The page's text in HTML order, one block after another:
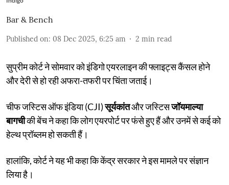
Bar & Bench
Published on: 08 Dec 2025, 6:25 am 2 min read
सुप्रीम कोर्ट ने सोमवार को इंडिगो एयरलाइन की फ्लाइट्स कैंसल होने
और देरी से हो रही अफरा-तफरी पर चिंता जताई।
चीफ जस्टिस ऑफ इंडिया (CJI)सूर्यकांतऔर जस्टिसजॉयमाल्या
बागचीकी बेंच ने कहा कि लोग एयरपोर्ट पर फंसे हुए हैं और उनमें से कई को
हेल्थ प्रॉब्लम हो सकती हैं।
हालांकि, कोर्ट ने यह भी कहा कि केंद्र सरकार ने इस मामले पर संज्ञान
लिया है।